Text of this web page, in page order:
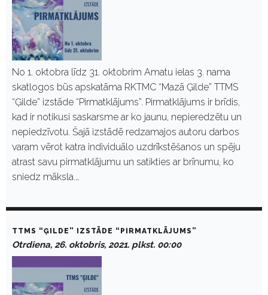
No 1. oktobra līdz 31. oktobrim Amatu ielas 3. nama
skatlogos būs apskatāma RKTMC “Mazā Ģilde” TTMS
“Ģilde” izstāde “Pirmatklājums”. Pirmatklājums ir brīdis,
kad ir notikusi saskarsme ar ko jaunu, nepieredzētu un
nepiedzīvotu. Šajā izstādē redzamajos autoru darbos
varam vērot katra individuālo uzdrīkstēšanos un spēju
atrast savu pirmatklājumu un satikties ar brīnumu, ko
sniedz māksla.…
TTMS “ĢILDE” IZSTĀDE “PIRMATKLĀJUMS”
Otrdiena, 26. oktobris, 2021. plkst. 00:00